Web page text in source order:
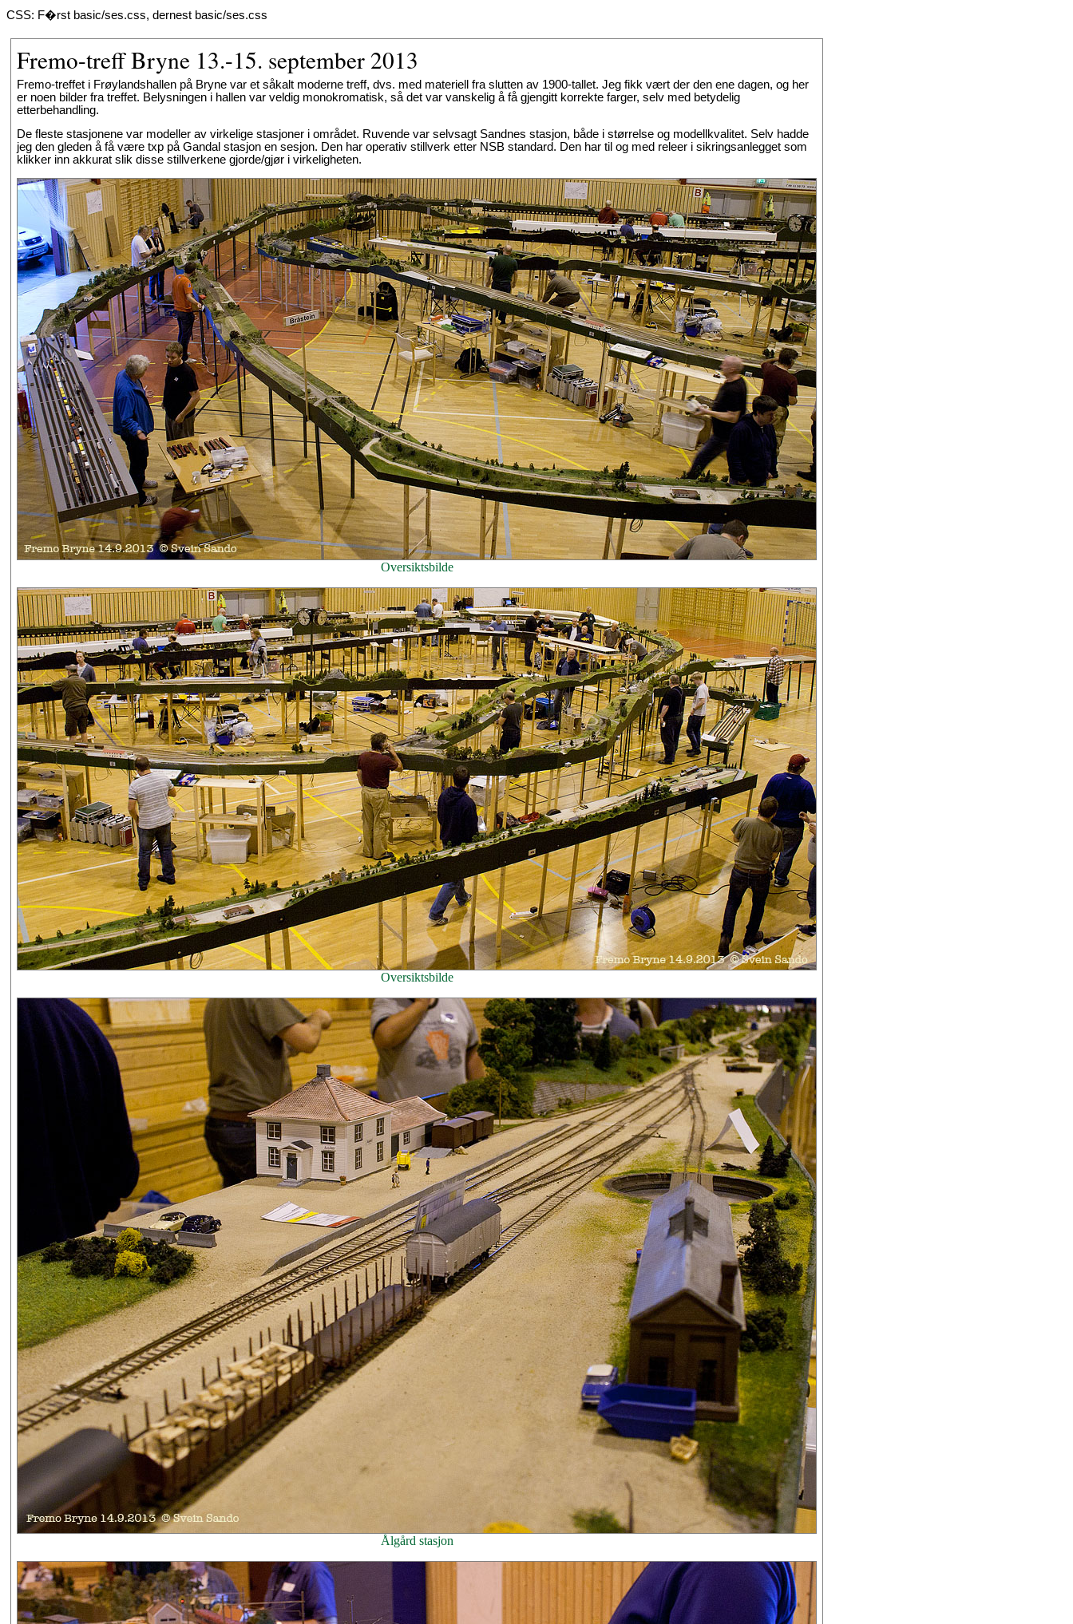
CSS: F�rst basic/ses.css, dernest basic/ses.css
Fremo-treff Bryne 13.-15. september 2013
Fremo-treffet i Frøylandshallen på Bryne var et såkalt moderne treff, dvs. med materiell fra slutten av 1900-tallet. Jeg fikk vært der den ene dagen, og her
er noen bilder fra treffet. Belysningen i hallen var veldig monokromatisk, så det var vanskelig å få gjengitt korrekte farger, selv med betydelig
etterbehandling.
De fleste stasjonene var modeller av virkelige stasjoner i området. Ruvende var selvsagt Sandnes stasjon, både i størrelse og modellkvalitet. Selv hadde
jeg den gleden å få være txp på Gandal stasjon en sesjon. Den har operativ stillverk etter NSB standard. Den har til og med releer i sikringsanlegget som
klikker inn akkurat slik disse stillverkene gjorde/gjør i virkeligheten.
Oversiktsbilde
Oversiktsbilde
Ålgård stasjon